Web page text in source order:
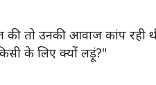
तो उनकी आवाज कांप रही
के लिए क्यों लड़ूं?"